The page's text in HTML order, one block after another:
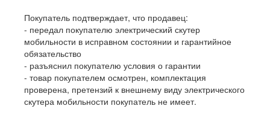
Покупатель подтверждает, что продавец:
- передал покупателю электрический скутер
мобильности в исправном состоянии и гарантийное
обязательство
- разъяснил покупателю условия о гарантии
- товар покупателем осмотрен, комплектация
проверена, претензий к внешнему виду электрического
скутера мобильности покупатель не имеет.